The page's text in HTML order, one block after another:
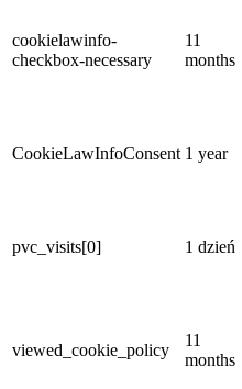
cookielawinfo-
checkbox-necessary
11
months
CookieLawInfoConsent 1 year
pvc_visits[0] 1 dzień
viewed_cookie_policy
11
months